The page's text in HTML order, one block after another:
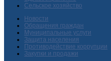
Сельское хозяйство
Новости
Обращения граждан
Муниципальные услуги
Защита населения
Противодействие коррупции
Закупки и продажи